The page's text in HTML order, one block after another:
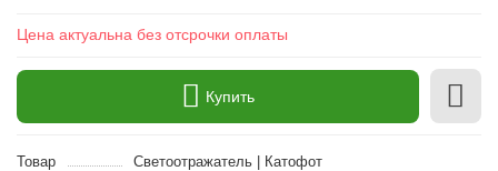
Цена актуальна без отсрочки оплаты
Купить
Товар
Светоотражатель | Катофот